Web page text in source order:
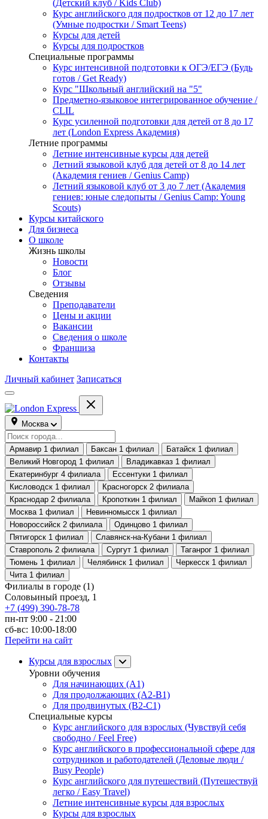
(Детский клуб / Kids Club)
Курс английского для подростков от 12 до 17 лет
(Умные подростки / Smart Teens)
Курсы для детей
Курсы для подростков
Специальные программы
Курс интенсивной подготовки к ОГЭ/ЕГЭ (Будь
готов / Get Ready)
Курс "Школьный английский на "5"
Предметно-языковое интегрированное обучение /
CLIL
Курс усиленной подготовки для детей от 8 до 17
лет (London Express Академия)
Летние программы
Летние интенсивные курсы для детей
Летний языковой клуб для детей от 8 до 14 лет
(Академия гениев / Genius Camp)
Летний языковой клуб от 3 до 7 лет (Академия
гениев: юные следопыты / Genius Camp: Young
Scouts)
Курсы китайского
Для бизнеса
О школе
Жизнь школы
Новости
Блог
Отзывы
Сведения
Преподаватели
Цены и акции
Вакансии
Сведения о школе
Франшиза
Контакты
Личный кабинет Записаться
Москва
Армавир 1 филиал Баксан 1 филиал Батайск 1 филиал
Великий Новгород 1 филиал Владикавказ 1 филиал
Екатеринбург 4 филиала Ессентуки 1 филиал
Кисловодск 1 филиал Красногорск 2 филиала
Краснодар 2 филиала Кропоткин 1 филиал Майкоп 1 филиал
Москва 1 филиал Невинномысск 1 филиал
Новороссийск 2 филиала Одинцово 1 филиал
Пятигорск 1 филиал Славянск-на-Кубани 1 филиал
Ставрополь 2 филиала Сургут 1 филиал Таганрог 1 филиал
Тюмень 1 филиал Челябинск 1 филиал Черкесск 1 филиал
Чита 1 филиал
Филиалы в городе (1)
Соловьиный проезд, 1
+7 (499) 390-78-78
пн-пт 9:00 - 21:00
сб-вс: 10:00-18:00
Перейти на сайт
Курсы для взрослых
Уровни обучения
Для начинающих (A1)
Для продолжающих (A2-B1)
Для продвинутых (B2-C1)
Специальные курсы
Курс английского для взрослых (Чувствуй себя
свободно / Feel Free)
Курс английского в профессиональной сфере для
сотрудников и работодателей (Деловые люди /
Busy People)
Курс английского для путешествий (Путешествуй
легко / Easy Travel)
Летние интенсивные курсы для взрослых
Курсы для взрослых